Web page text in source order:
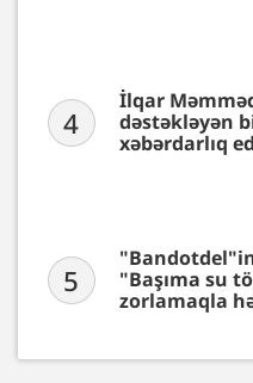
4
İlqar
dəstəkləyən
xəbərdarlıq
5
"Başıma su
zorlamaqla